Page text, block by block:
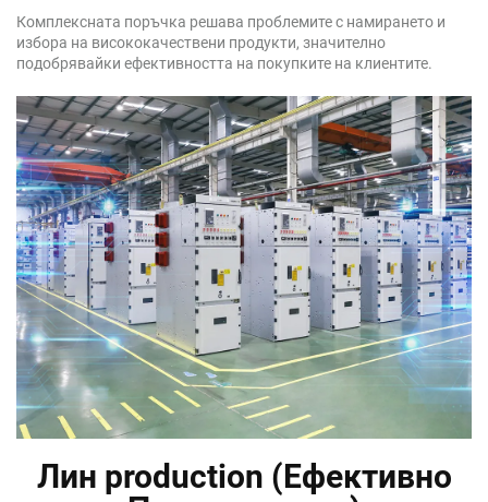
Комплексната поръчка решава проблемите с намирането и
избора на висококачествени продукти, значително
подобрявайки ефективността на покупките на клиентите.
Лин production (Ефективно